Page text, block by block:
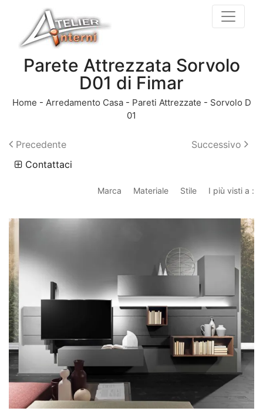
Parete Attrezzata Sorvolo
D01 di Fimar
Home - Arredamento Casa- Pareti Attrezzate - Sorvolo D
01
Precedente
Successivo
Contattaci
Marca Materiale Stile I più visti a :